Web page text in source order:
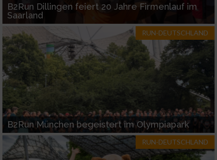
B2Run Dillingen feiert 20 Jahre Firmenlauf im
Saarland
RUN-DEUTSCHLAND
B2Run München begeistert im Olympiapark
RUN-DEUTSCHLAND